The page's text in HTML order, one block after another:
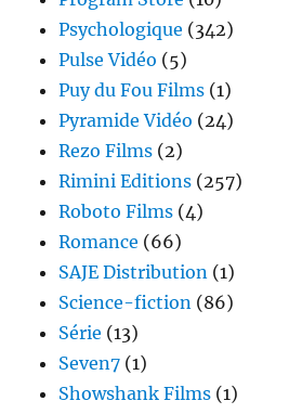
Psychologique (342)
Pulse Vidéo (5)
Puy du Fou Films (1)
Pyramide Vidéo (24)
Rezo Films (2)
Rimini Editions (257)
Roboto Films (4)
Romance (66)
SAJE Distribution (1)
Science-fiction (86)
Série (13)
Seven7 (1)
Showshank Films (1)